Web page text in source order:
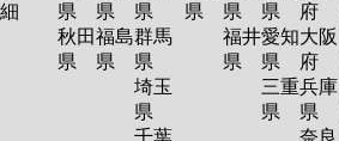
細
県
秋田
県
県
福島
県
県
群馬
県
埼玉
県
県 県
福井
県
県
愛知
県
三重
県
府
大阪
府
兵庫
県